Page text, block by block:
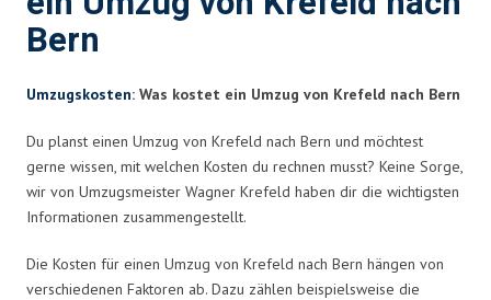
Bern
Umzugskosten: Was kostet ein Umzug von Krefeld nach Bern
Du planst einen Umzug von Krefeld nach Bern und möchtest
gerne wissen, mit welchen Kosten du rechnen musst? Keine Sorge,
wir von Umzugsmeister Wagner Krefeld haben dir die wichtigsten
Informationen zusammengestellt.
Die Kosten für einen Umzug von Krefeld nach Bern hängen von
verschiedenen Faktoren ab. Dazu zählen beispielsweise die